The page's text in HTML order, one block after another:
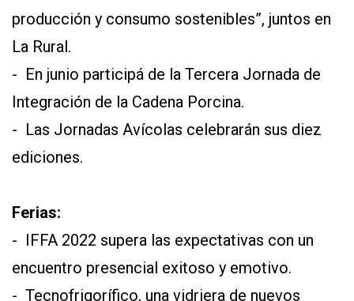
producción y consumo sostenibles”, juntos en
La Rural.
- En junio participá de la Tercera Jornada de
Integración de la Cadena Porcina.
- Las Jornadas Avícolas celebrarán sus diez
ediciones.
Ferias:
- IFFA 2022 supera las expectativas con un
encuentro presencial exitoso y emotivo.
- Tecnofrigorífico, una vidriera de nuevos